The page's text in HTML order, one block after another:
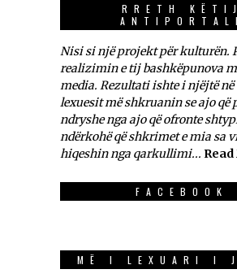
RRETH KËTIJ
ANTIPORTALI
Nisi si një projekt për kulturën.
realizimin e tij bashkëpunova
media. Rezultati ishte i njëjtë
lexuesit më shkruanin se ajo që
ndryshe nga ajo që ofronte
ndërkohë që shkrimet e mia sa
hiqeshin nga qarkullimi...
FACEBOOK
MË I LEXUARI I